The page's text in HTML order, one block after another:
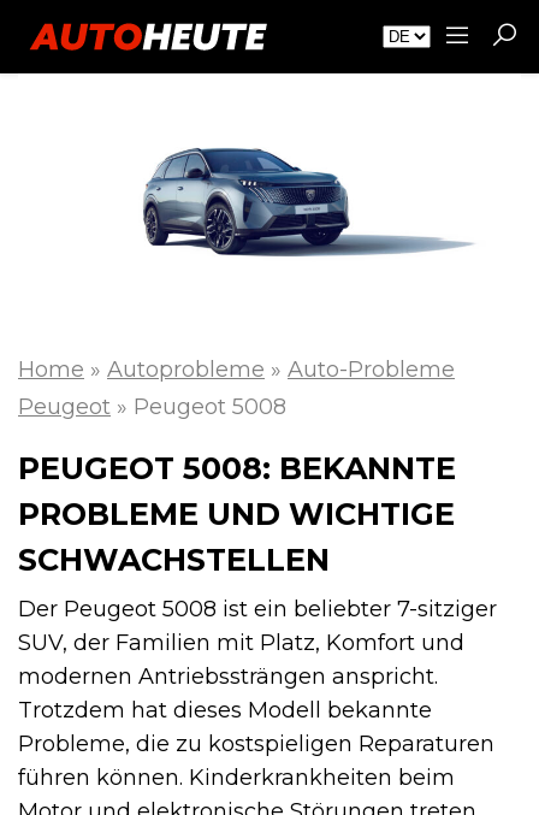
Home » Autoprobleme » Auto-Probleme
Peugeot » Peugeot 5008
PEUGEOT 5008: BEKANNTE
PROBLEME UND WICHTIGE
SCHWACHSTELLEN
Der Peugeot 5008 ist ein beliebter 7-sitziger
SUV, der Familien mit Platz, Komfort und
modernen Antriebssträngen anspricht.
Trotzdem hat dieses Modell bekannte
Probleme, die zu kostspieligen Reparaturen
führen können. Kinderkrankheiten beim